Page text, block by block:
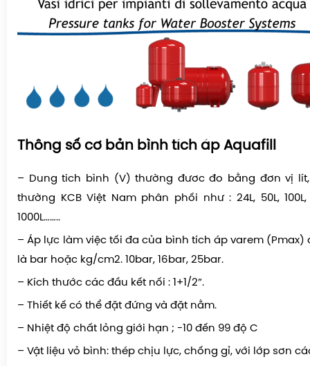
Thông số cơ bản bình tích áp Aquafill
– Dung tich bình (V) thường đươc đo bằng đơn vị
thường KCB Việt Nam phân phối như : 24L, 50L, 100L,
1000L……..
– Áp lực làm việc tối đa của bình tích áp varem (Pmax)
là bar hoặc kg/cm2. 10bar, 16bar, 25bar.
– Kích thước các đầu kết nối : 1+1/2”.
– Thiết kế có thể đặt đứng và đặt nằm.
– Nhiệt độ chất lỏng giới hạn ; -10 đến 99 độ C
– Vật liệu vỏ bình: thép chịu lực, chống gỉ, với lớp sơn